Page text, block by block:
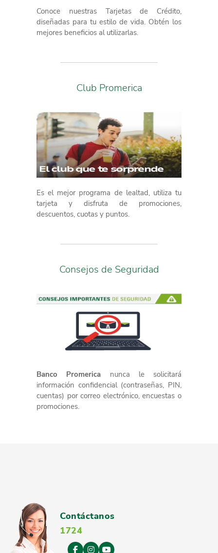
Conoce nuestras Tarjetas de Crédito,
diseñadas para tu estilo de vida. Obtén los
mejores beneficios al utilizarlas.
Club Promerica
Es el mejor programa de lealtad, utiliza tu
tarjeta y disfruta de promociones,
descuentos, cuotas y puntos.
Consejos de Seguridad
Banco Promerica nunca le solicitará
información confidencial (contraseñas, PIN,
cuentas) por correo electrónico, encuestas o
promociones.
Contáctanos
1724